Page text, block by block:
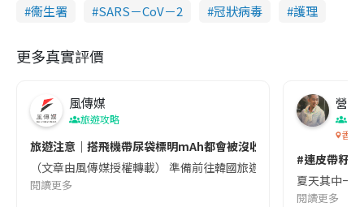
衞生署
SARS－CoV－2 冠狀病毒 護理
更多真實評價
風傳媒
旅遊攻略
旅遊注意｜搭飛機帶尿袋標明mAh都會被沒收😱出發前切記檢查
（文章由風傳媒授權轉載） 準備前往韓國旅遊的民眾，近期要
閱讀更多
營養
香港
#連皮帶籽
夏天其中一
閱讀更多